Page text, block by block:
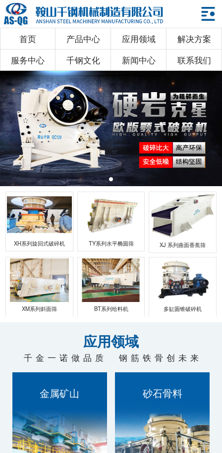
产品中心
应用领域
解决方案
服务中心
千钢文化
新闻中心
联系我们
首页 产品中心 应用领域
解决方案
服务中心
千钢文化 新闻中心 联系我们
XH系列旋回式破碎机
XM系列斜面筛
TY系列水平椭圆筛
BT系列给料机
XJ 系列曲面香蕉筛
多缸圆锥破碎机
应用领域
千金一诺做品质 钢筋铁骨创未来
金属矿山 砂石骨料
技术过硬，质量为本